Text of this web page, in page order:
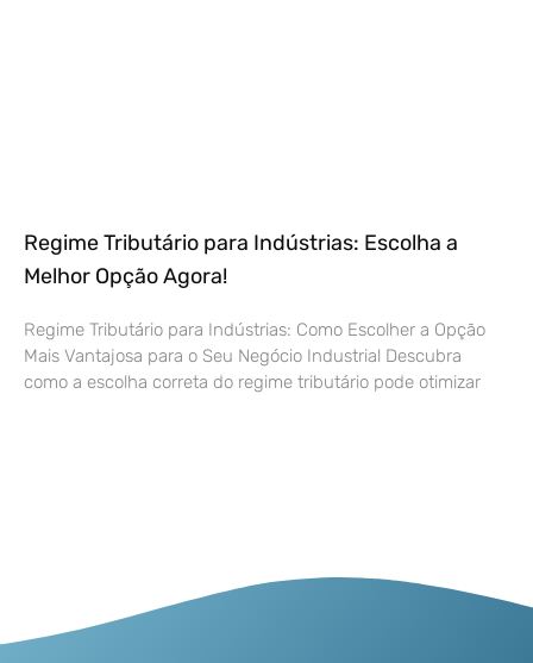
Regime Tributário para Indústrias: Escolha a
Melhor Opção Agora!
Regime Tributário para Indústrias: Como Escolher a Opção
Mais Vantajosa para o Seu Negócio Industrial Descubra
como a escolha correta do regime tributário pode otimizar